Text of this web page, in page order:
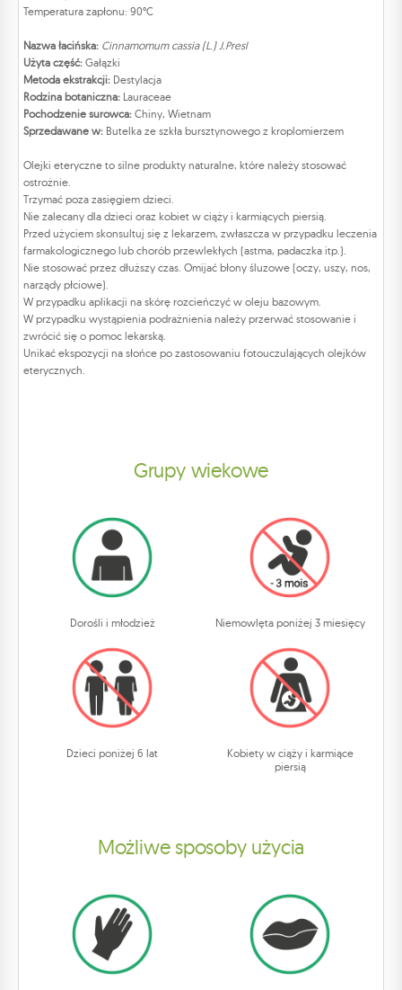
Temperatura zapłonu: 90°C
Nazwa łacińska: Cinnamomum cassia (L.) J.Presl
Użyta część: Gałązki
Metoda ekstrakcji: Destylacja
Rodzina botaniczna: Lauraceae
Pochodzenie surowca: Chiny, Wietnam
Sprzedawane w: Butelka ze szkła bursztynowego z kroplomierzem
Olejki eteryczne to silne produkty naturalne, które należy stosować
ostrożnie.
Trzymać poza zasięgiem dzieci.
Nie zalecany dla dzieci oraz kobiet w ciąży i karmiących piersią.
Przed użyciem skonsultuj się z lekarzem, zwłaszcza w przypadku leczenia
farmakologicznego lub chorób przewlekłych (astma, padaczka itp.).
Nie stosować przez dłuższy czas. Omijać błony śluzowe (oczy, uszy, nos,
narządy płciowe).
W przypadku aplikacji na skórę rozcieńczyć w oleju bazowym.
W przypadku wystąpienia podrażnienia należy przerwać stosowanie i
zwrócić się o pomoc lekarską.
Unikać ekspozycji na słońce po zastosowaniu fotouczulających olejków
eterycznych.
Grupy wiekowe
Dorośli i młodzież Niemowlęta poniżej 3 miesięcy
Dzieci poniżej 6 lat
Kobiety w ciąży i karmiące
piersią
Możliwe sposoby użycia